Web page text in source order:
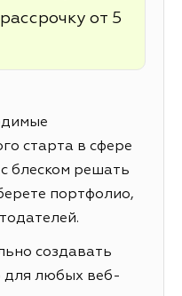
от 5
старта в сфере
блеском решать
портфолио,
создавать
для любых веб-